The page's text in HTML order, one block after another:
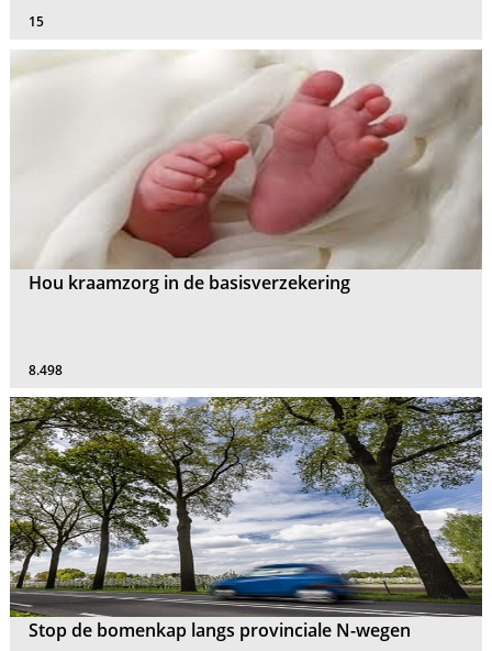
15
Hou kraamzorg in de basisverzekering
8.498
Stop de bomenkap langs provinciale N-wegen